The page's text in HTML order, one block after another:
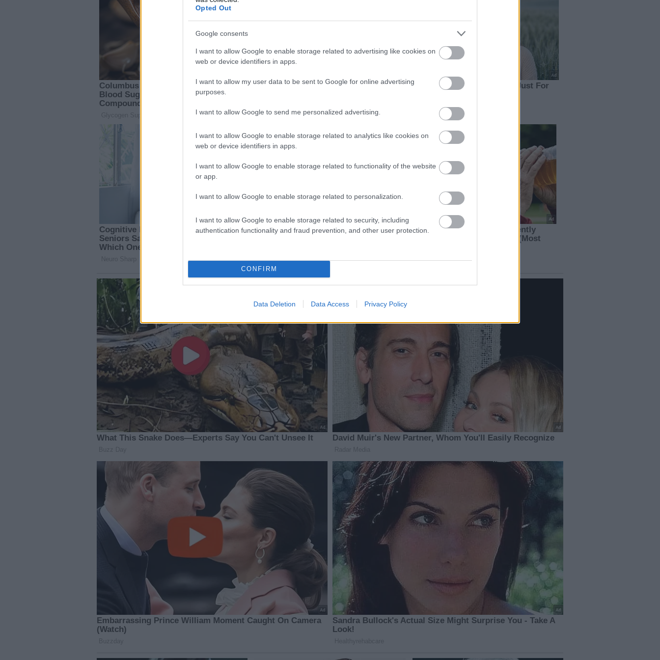
Opted Out
Google consents
I want to allow Google to enable storage related to advertising like cookies on
web or device identifiers in apps.
I want to allow my user data to be sent to Google for online advertising
purposes.
I want to allow Google to send me personalized advertising.
I want to allow Google to enable storage related to analytics like cookies on
web or device identifiers in apps.
I want to allow Google to enable storage related to functionality of the website
or app.
I want to allow Google to enable storage related to personalization.
I want to allow Google to enable storage related to security, including
authentication functionality and fraud prevention, and other user protection.
CONFIRM
Data Deletion Data Access Privacy Policy